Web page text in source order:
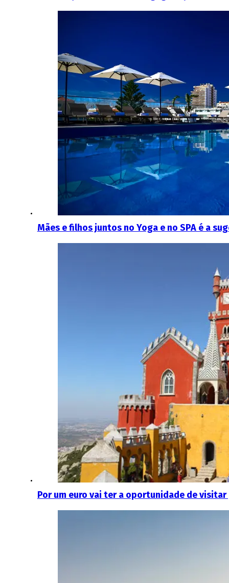
Mães e filhos juntos no Yoga e no SPA é a
Por um euro vai ter a oportunidade de